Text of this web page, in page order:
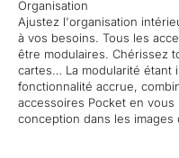
Organisation
Ajustez l'organisation
à vos besoins. Tous les
être modulaires. Chérissez
cartes… La modularité étant
fonctionnalité accrue,
accessoires Pocket en
conception dans les images